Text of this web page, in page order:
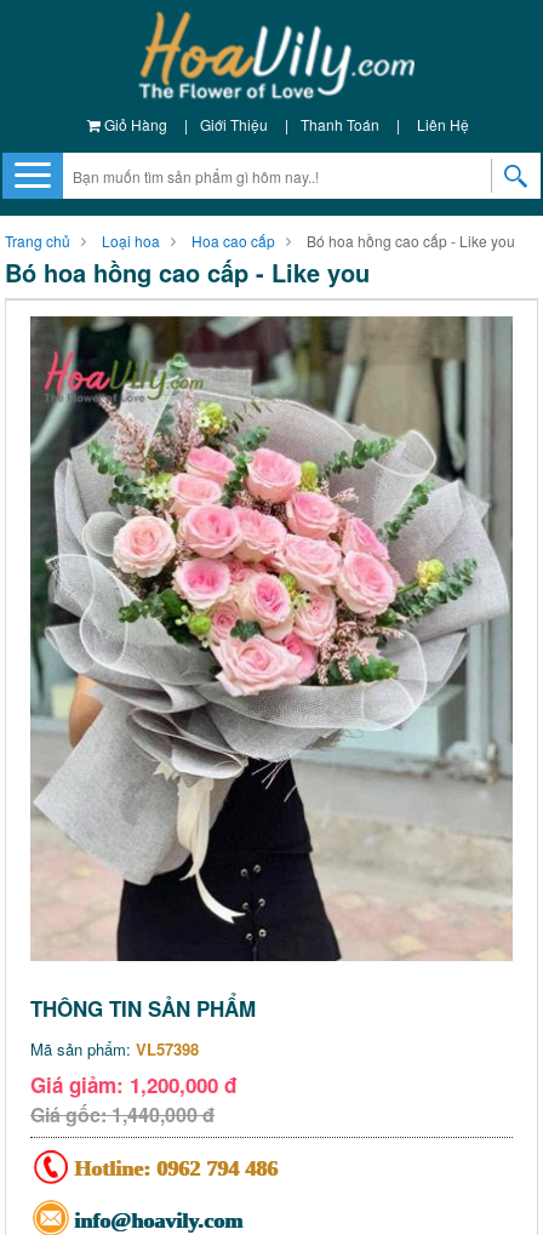
Giỏ Hàng | Giới Thiệu | Thanh Toán | Liên Hệ
Trang chủ Loại hoa Hoa cao cấp Bó hoa hồng cao cấp - Like you
Bó hoa hồng cao cấp - Like you
THÔNG TIN SẢN PHẨM
Mã sản phẩm: VL57398
Giá giảm: 1,200,000 đ
Giá gốc: 1,440,000 đ
Hotline: 0962 794 486
info@hoavily.com